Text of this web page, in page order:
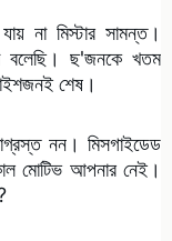
না মিস্টার সামন্ত।
বলেছি। ছ'জনকে খতম
শেষ।
নন। মিসগাইডেড
মোটিভ আপনার নেই।